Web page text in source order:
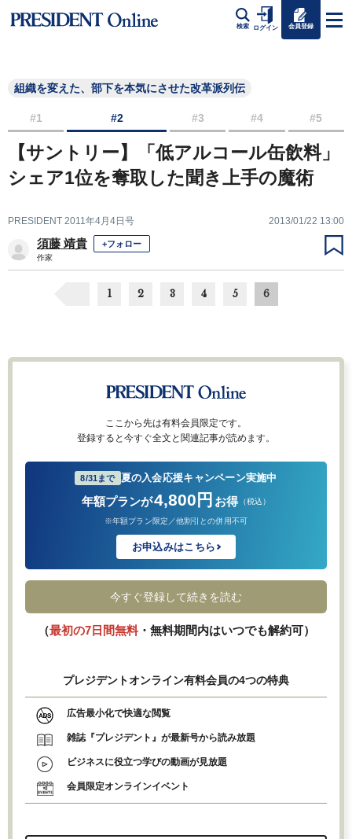
検索 ログイン 会員登録
組織を変えた、部下を本気にさせた改革派列伝
#1 #2 #3 #4 #5
【サントリー】「低アルコール缶飲料」
シェア1位を奪取した聞き上手の魔術
PRESIDENT 2011年4月4日号 2013/01/22 13:00
須藤 靖貴 +フォロー
作家
1 2 3 4 5 6
ここから先は有料会員限定です。
登録すると今すぐ全文と関連記事が読めます。
8/31まで 夏の入会応援キャンペーン実施中
年額プランが4,800円 お得 （税込）
※年額プラン限定／他割引との併用不可
お申込みはこちら
今すぐ登録して続きを読む
（最初の7日間無料・無料期間内はいつでも解約可）
プレジデントオンライン有料会員の4つの特典
広告最小化で快適な閲覧
雑誌『プレジデント』が最新号から読み放題
ビジネスに役立つ学びの動画が見放題
会員限定オンラインイベント